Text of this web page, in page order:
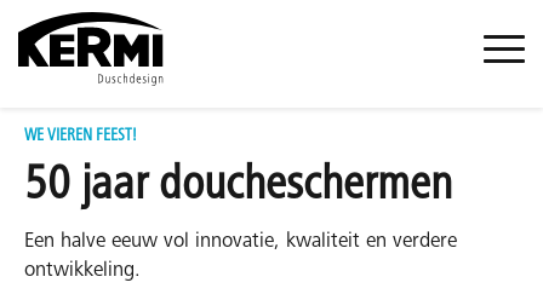
WE VIEREN FEEST!
50 jaar doucheschermen
Een halve eeuw vol innovatie, kwaliteit en verdere
ontwikkeling.